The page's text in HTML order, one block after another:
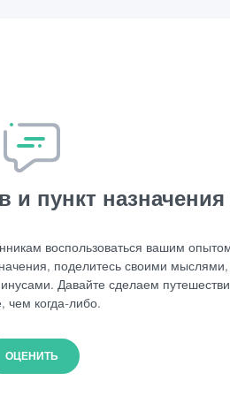
и пункт назначения
воспользоваться вашим
поделитесь своими мыслями,
Давайте сделаем
чем когда-либо.
ОЦЕНИТЬ